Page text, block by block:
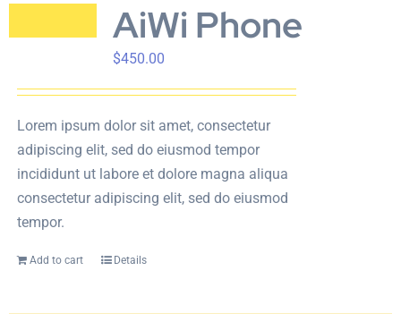
AiWi Phone
$450.00
Lorem ipsum dolor sit amet, consectetur
adipiscing elit, sed do eiusmod tempor
incididunt ut labore et dolore magna aliqua
consectetur adipiscing elit, sed do eiusmod
tempor.
Add to cart Details